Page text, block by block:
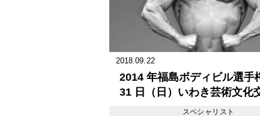
2018.09.22
2014 年福島ボディビル選手
31 日（日）いわき芸術文化
リオス中劇場スペシャリスト